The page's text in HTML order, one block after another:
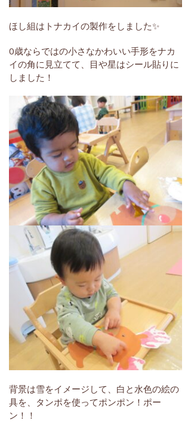
ほし組はトナカイの製作をしました✨
0歳ならではの小さなかわいい手形をナカ
イの角に見立てて、目や星はシール貼りに
しました！
背景は雪をイメージして、白と水色の絵の
具を、タンポを使ってポンポン！ポー
ン！！